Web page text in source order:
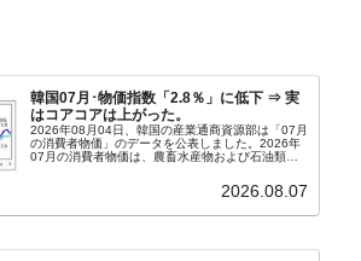
韓国07月･物価指数「2.8％」に低下 ⇒ 実
はコアコアは上がった。
2026年08月04日、韓国の産業通商資源部は「07月
の消費者物価」のデータを公表しました。2026年
07月の消費者物価は、農畜水産物および石油類の
2.8％上昇（06月は3.2％）となり、上昇率は前...
2026.08.07